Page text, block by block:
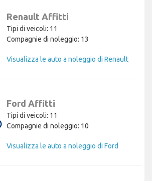
Renault Affitti
Tipi di veicoli: 11
Compagnie di noleggio: 13
Visualizza le auto a noleggio di Renault
Ford Affitti
Tipi di veicoli: 11
Compagnie di noleggio: 10
Visualizza le auto a noleggio di Ford